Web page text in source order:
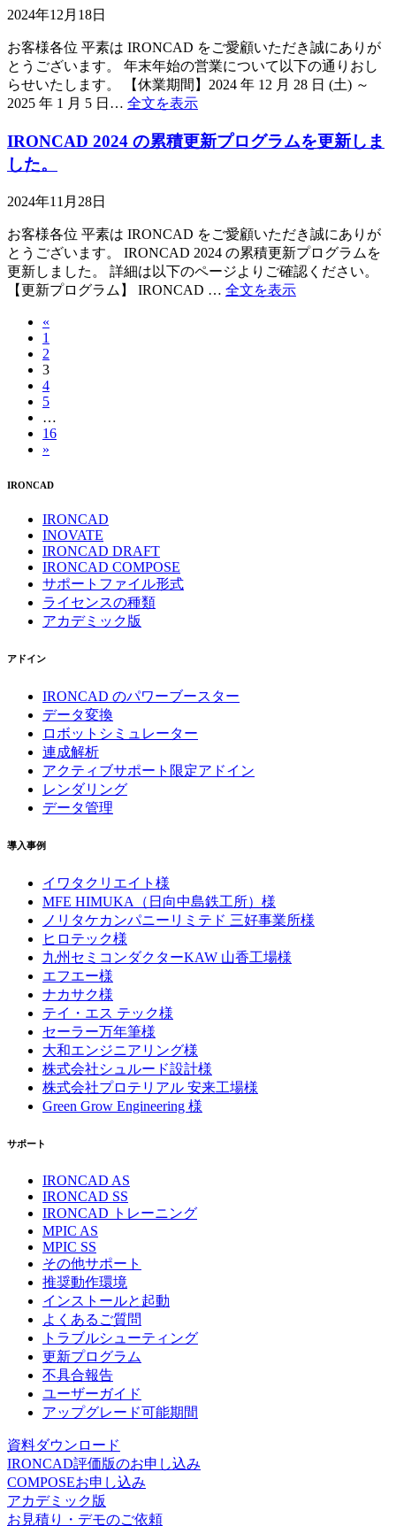
2024年12月18日
お客様各位 平素は IRONCAD をご愛顧いただき誠にありが
とうございます。 年末年始の営業について以下の通りおし
らせいたします。 【休業期間】2024 年 12 月 28 日 (土) ～
2025 年 1 月 5 日… 全文を表示
IRONCAD 2024 の累積更新プログラムを更新しま
した。
2024年11月28日
お客様各位 平素は IRONCAD をご愛顧いただき誠にありが
とうございます。 IRONCAD 2024 の累積更新プログラムを
更新しました。 詳細は以下のページよりご確認ください。
【更新プログラム】 IRONCAD … 全文を表示
«
1
2
3
4
5
…
16
»
IRONCAD
IRONCAD
INOVATE
IRONCAD DRAFT
IRONCAD COMPOSE
サポートファイル形式
ライセンスの種類
アカデミック版
アドイン
IRONCAD のパワーブースター
データ変換
ロボットシミュレーター
連成解析
アクティブサポート限定アドイン
レンダリング
データ管理
導入事例
イワタクリエイト様
MFE HIMUKA（日向中島鉄工所）様
ノリタケカンパニーリミテド 三好事業所様
ヒロテック様
九州セミコンダクターKAW 山香工場様
エフエー様
ナカサク様
テイ・エス テック様
セーラー万年筆様
大和エンジニアリング様
株式会社シュルード設計様
株式会社プロテリアル 安来工場様
Green Grow Engineering 様
サポート
IRONCAD AS
IRONCAD SS
IRONCAD トレーニング
MPIC AS
MPIC SS
その他サポート
推奨動作環境
インストールと起動
よくあるご質問
トラブルシューティング
更新プログラム
不具合報告
ユーザーガイド
アップグレード可能期間
資料ダウンロード
IRONCAD評価版のお申し込み
COMPOSEお申し込み
アカデミック版
お見積り・デモのご依頼